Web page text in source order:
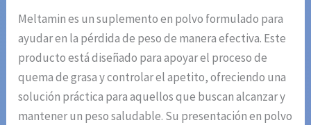
Meltamin es un suplemento en polvo formulado para
ayudar en la pérdida de peso de manera efectiva. Este
producto está diseñado para apoyar el proceso de
quema de grasa y controlar el apetito, ofreciendo una
solución práctica para aquellos que buscan alcanzar y
mantener un peso saludable. Su presentación en polvo